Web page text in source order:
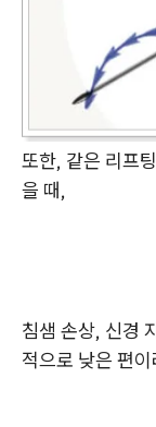
또한, 같은 리프
을 때,
침샘 손상, 신경
적으로 낮은 편